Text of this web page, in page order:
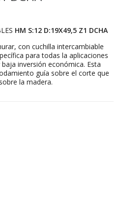
HM S:12 D:19X49,5 Z1 DCHA
con cuchilla intercambiable
para todas la aplicaciones
inversión económica. Esta
guía sobre el corte que
la madera.